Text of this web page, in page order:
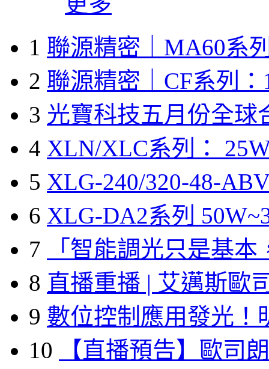
1 聯源精密｜MA60系
2 聯源精密｜CF系列：
3 光寶科技五月份全球
4 XLN/XLC系列：
5 XLG-240/320-48-
6 XLG-DA2系列
7
「智能調光只是基本
8 直播重播 | 艾邁斯歐
9 數位控制應用發光！
10
【直播預告】歐司